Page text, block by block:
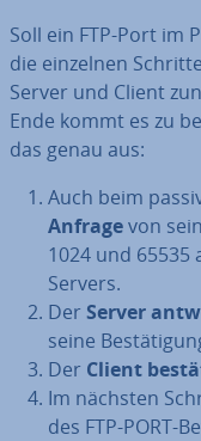
Soll ein FTP-Port im
die einzelnen
Server und Client
Ende kommt es zu
das genau aus:
Auch beim
Anfragevon
1024 und 65535
Servers.
Der Server
seine
Der Client
Im nächsten
des FTP-PORT-